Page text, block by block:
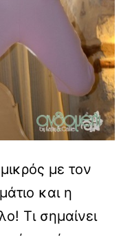
με τον
και η
Τι σημαίνει